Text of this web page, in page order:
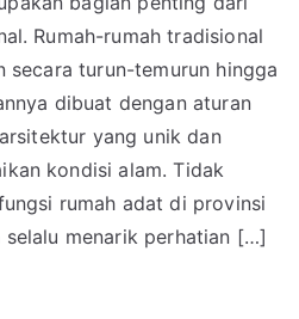
Adat
Ciri-
ciri
Rumah-rumah tradisional
secara turun-temurun hingga
dibuat dengan aturan
yang unik dan
kondisi alam. Tidak
rumah adat di provinsi
menarik perhatian […]